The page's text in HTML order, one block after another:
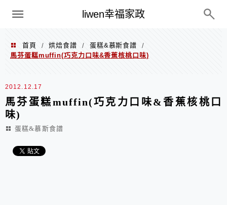
liwen幸福家政
menu
首頁 / 烘焙食譜 / 蛋糕&慕斯食譜
/
馬芬蛋糕muffin(巧克力口味&香蕉核桃口味)
2012.12.17
馬芬蛋糕muffin(巧克力口味&香蕉核桃口
味)
蛋糕&慕斯食譜